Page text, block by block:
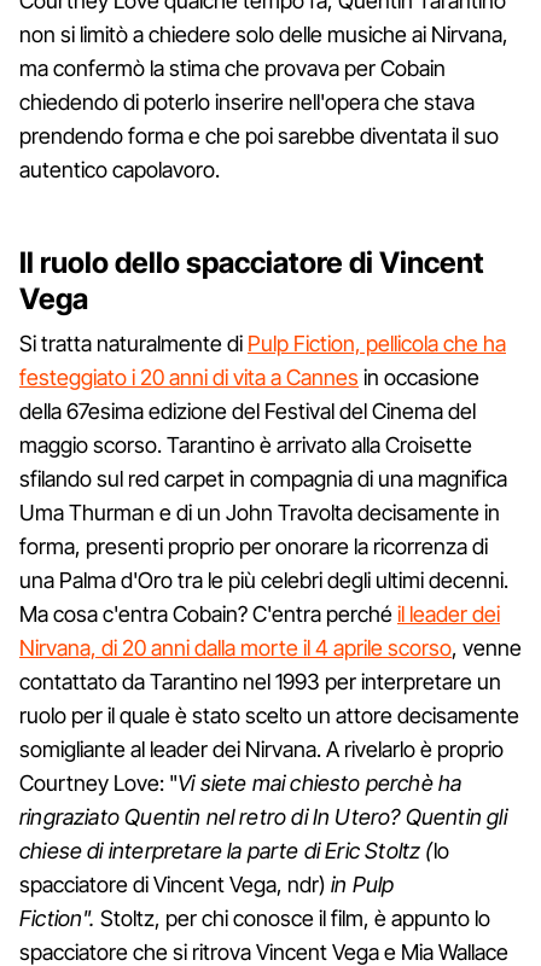
non si limitò a chiedere solo delle musiche ai Nirvana,
ma confermò la stima che provava per Cobain
chiedendo di poterlo inserire nell'opera che stava
prendendo forma e che poi sarebbe diventata il suo
autentico capolavoro.
Il ruolo dello spacciatore di Vincent
Vega
Si tratta naturalmente di Pulp Fiction, pellicola che ha
festeggiato i 20 anni di vita a Cannes in occasione
della 67esima edizione del Festival del Cinema del
maggio scorso. Tarantino è arrivato alla Croisette
sfilando sul red carpet in compagnia di una magnifica
Uma Thurman e di un John Travolta decisamente in
forma, presenti proprio per onorare la ricorrenza di
una Palma d'Oro tra le più celebri degli ultimi decenni.
Ma cosa c'entra Cobain? C'entra perchéil leader dei
Nirvana, di 20 anni dalla morte il 4 aprile scorso, venne
contattato da Tarantino nel 1993 per interpretare un
ruolo per il quale è stato scelto un attore decisamente
somigliante al leader dei Nirvana. A rivelarlo è proprio
Courtney Love: "Vi siete mai chiesto perchè ha
ringraziato Quentin nel retro di In Utero? Quentin gli
chiese di interpretare la parte di Eric Stoltz (lo
spacciatore di Vincent Vega, ndr) in Pulp
Fiction". Stoltz, per chi conosce il film, è appunto lo
spacciatore che si ritrova Vincent Vega e Mia Wallace